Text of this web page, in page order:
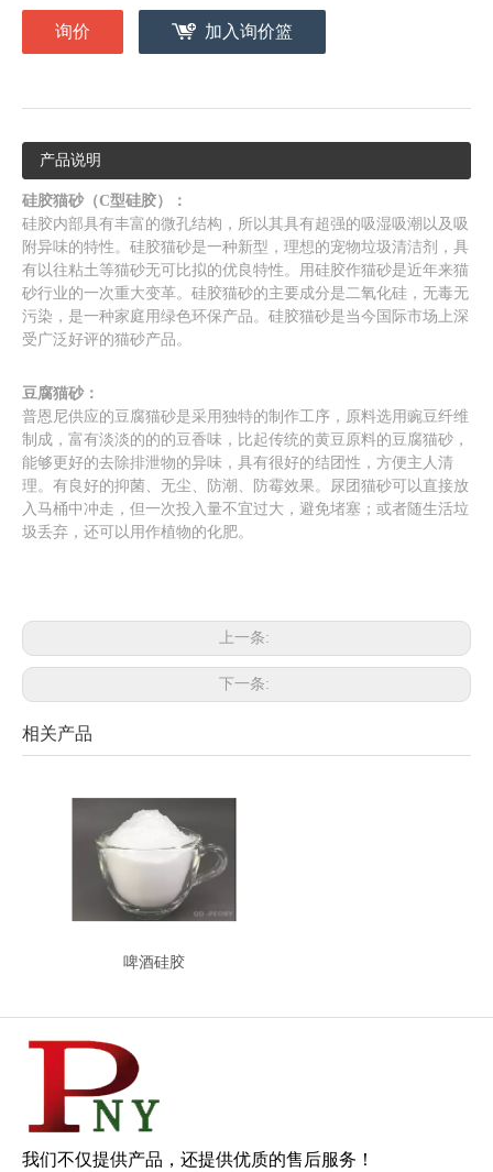
询价 加入询价篮
产品说明
硅胶猫砂（C型硅胶）：
硅胶内部具有丰富的微孔结构，所以其具有超强的吸湿吸潮以及吸
附异味的特性。硅胶猫砂是一种新型，理想的宠物垃圾清洁剂，具
有以往粘土等猫砂无可比拟的优良特性。用硅胶作猫砂是近年来猫
砂行业的一次重大变革。硅胶猫砂的主要成分是二氧化硅，无毒无
污染，是一种家庭用绿色环保产品。硅胶猫砂是当今国际市场上深
受广泛好评的猫砂产品。
豆腐猫砂：
普恩尼供应的豆腐猫砂是采用独特的制作工序，原料选用豌豆纤维
制成，富有淡淡的的的豆香味，比起传统的黄豆原料的豆腐猫砂，
能够更好的去除排泄物的异味，具有很好的结团性，方便主人清
理。有良好的抑菌、无尘、防潮、防霉效果。尿团猫砂可以直接放
入马桶中冲走，但一次投入量不宜过大，避免堵塞；或者随生活垃
圾丢弃，还可以用作植物的化肥。
上一条:
下一条:
相关产品
啤酒硅胶
我们不仅提供产品，还提供优质的售后服务！